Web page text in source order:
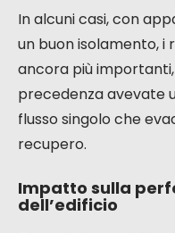
radiatori elettrici,
raggiungere e
desiderata. L’ADEME
possano raggiungere
bolletta del
cifra è una media e